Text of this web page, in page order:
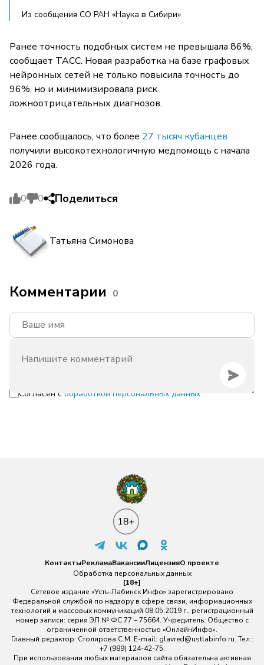
Из сообщения СО РАН «Наука в Сибири»
Ранее точность подобных систем не превышала 86%,
сообщает ТАСС. Новая разработка на базе графовых
нейронных сетей не только повысила точность до
96%, но и минимизировала риск
ложноотрицательных диагнозов.
Ранее сообщалось, что более 27 тысяч кубанцев
получили высокотехнологичную медпомощь с начала
2026 года.
0 0 Поделиться
Татьяна Симонова
Комментарии 0
Согласен с обработкой персональных данных
КонтактыРекламаВакансииЛицензияО проекте
Обработка персональных данных
[18+]
Сетевое издание «Усть-Лабинск Инфо» зарегистрировано
Федеральной службой по надзору в сфере связи, информационных
технологий и массовых коммуникаций 08.05.2019 г., регистрационный
номер записи: серия ЭЛ № ФС 77 – 75664. Учредитель: Общество с
ограниченной ответственностью «ОнлайнИнфо».
Главный редактор: Столярова С.М. E-mail: glavred@ustlabinfo.ru. Тел.:
+7 (989) 124-42-75.
При использовании любых материалов сайта обязательна активная